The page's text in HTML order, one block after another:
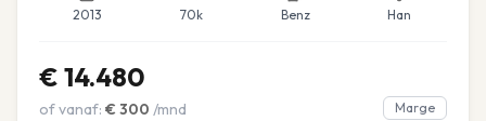
2013 70k Benz Han
€ 14.480
of vanaf: € 300 /mnd Marge